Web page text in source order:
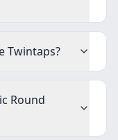
Twintaps?
Round